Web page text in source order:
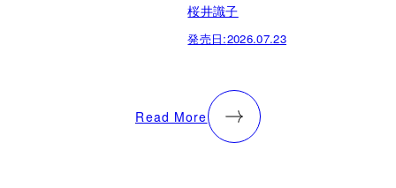
桜井識子
発売日:2026.07.23
Read More